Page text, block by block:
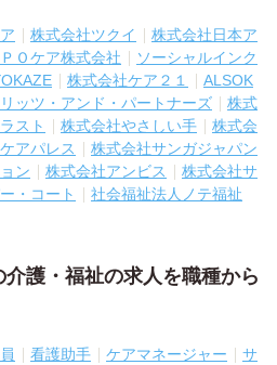
株式会社ツクイ
株式会社日本ア
Ｏケア株式会社
ソーシャルインク
株式会社ケア２１
ALSOK
ッツ・アンド・パートナーズ
株式
スト 株式会社やさしい手
株式会
アパレス
株式会社サンガジャパン
ン
株式会社アンビス
株式会社サ
・コート
社会福祉法人ノテ福祉
護・福祉の求人を職種から
看護助手 ケアマネージャー
サ